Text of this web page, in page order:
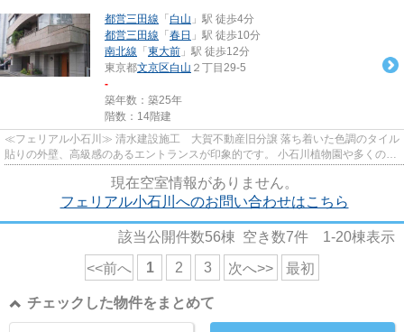
都営三田線 「 白山 」駅 徒歩4分
都営三田線 「 春日 」駅 徒歩10分
南北線 「 東大前 」駅 徒歩12分
東京都文京区白山 ２丁目29-5
-
築年数：築25年
階数：14階建
≪フェリアル小石川≫ 清水建設施工 大賀不動産旧分譲 落ち着いた色調のタイル
貼りの外壁、高級感のあるエントランスが印象的です。 小石川植物園や多くの学
現在空室情報がありません。
フェリアル小石川へのお問い合わせはこちら
該当公開件数56棟 空き数7件 1-20棟表示
<<前へ 1 2 3 次へ>> 最初
チェックした物件をまとめて